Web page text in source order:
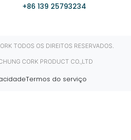
+86 139 25793234
TODOS OS DIREITOS RESERVADOS.
CORK PRODUCT CO.,LTD
Termos do serviço